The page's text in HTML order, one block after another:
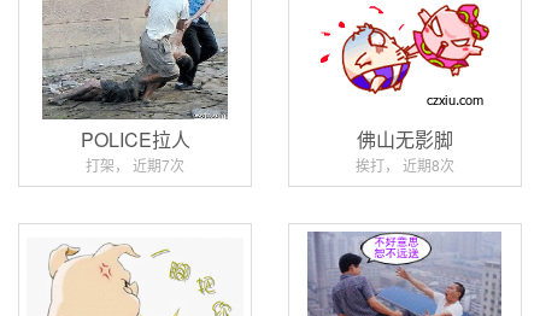
POLICE拉人
打架， 近期7次
佛山无影脚
挨打， 近期8次